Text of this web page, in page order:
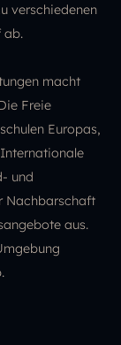
verschiedenen
ab.
macht
Freie
Europas,
und
Nachbarschaft
aus.